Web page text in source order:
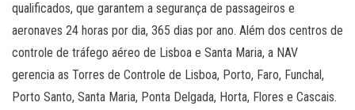
qualificados, que garantem a segurança de passageiros e
aeronaves 24 horas por dia, 365 dias por ano. Além dos centros de
controle de tráfego aéreo de Lisboa e Santa Maria, a NAV
gerencia as Torres de Controle de Lisboa, Porto, Faro, Funchal,
Porto Santo, Santa Maria, Ponta Delgada, Horta, Flores e Cascais.